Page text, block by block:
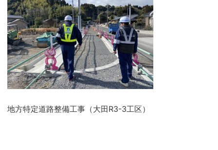
地方特定道路整備工事（大田R3-3工区）